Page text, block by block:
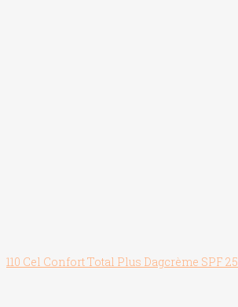
110 Cel Confort Total Plus Dagcrème SPF 25